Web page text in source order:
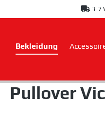
Zur 3-7
Bekleidung
Pullover